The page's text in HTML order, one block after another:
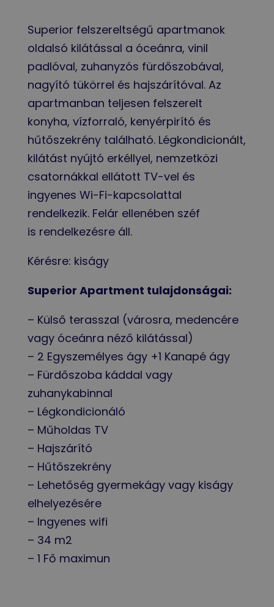
Superior felszereltségű apartmanok
oldalsó kilátással a óceánra, vinil
padlóval, zuhanyzós fürdőszobával,
nagyító tükörrel és hajszárítóval. Az
apartmanban teljesen felszerelt
konyha, vízforraló, kenyérpirító és
hűtőszekrény található. Légkondicionált,
kilátást nyújtó erkéllyel, nemzetközi
csatornákkal ellátott TV-vel és
ingyenes Wi-Fi-kapcsolattal
rendelkezik. Felár ellenében széf
is rendelkezésre áll.
Kérésre: kiságy
Superior Apartment tulajdonságai:
– Külső terasszal (városra, medencére
vagy óceánra néző kilátással)
– 2 Egyszemélyes ágy +1 Kanapé ágy
– Fürdőszoba káddal vagy
zuhanykabinnal
– Légkondicionáló
– Műholdas TV
– Hajszárító
– Hűtőszekrény
– Lehetőség gyermekágy vagy kiságy
elhelyezésére
– Ingyenes wifi
– 34 m2
– 1 Fő maximun